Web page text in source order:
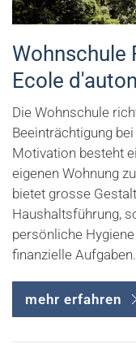
Wohnschule
Ecole
Die Wohnschule
Beeinträchtigung
Motivation besteht
eigenen Wohnung
bietet grosse
Haushaltsführung,
persönliche
finanzielle Aufgaben.
mehr erfahren